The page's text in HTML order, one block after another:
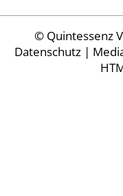
© Quintessenz
Datenschutz |